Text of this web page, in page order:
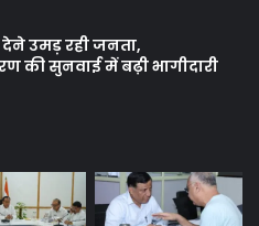
उमड़ रही जनता,
की सुनवाई में बढ़ी भागीदारी